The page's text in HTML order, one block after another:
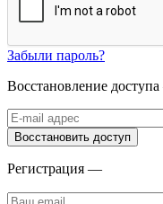
Забыли пароль?
Восстановление
Регистрация —